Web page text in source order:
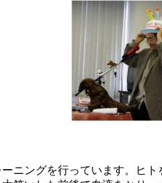
ニングを行っています。ヒ